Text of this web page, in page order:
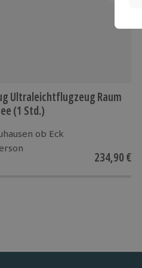
Ultraleichtflugzeug Raum
(1 Std.)
ob Eck
234,90 €